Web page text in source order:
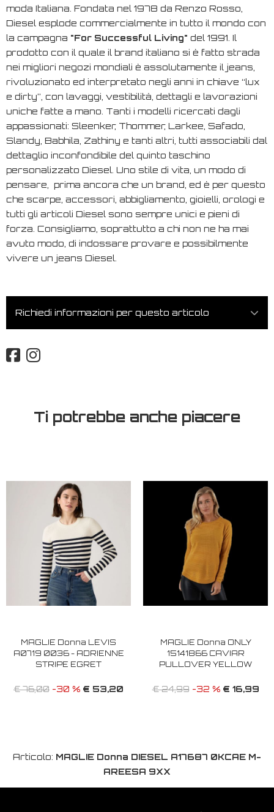
moda Italiana. Fondata nel 1978 da Renzo Rosso,
Diesel esplode commercialmente in tutto il mondo con
la campagna "For Successful Living" del 1991. Il
prodotto con il quale il brand italiano si è fatto strada
nei migliori negozi mondiali è assolutamente il jeans,
rivoluzionato ed interpretato negli anni in chiave “lux
e dirty”, con lavaggi, vestibilità, dettagli e lavorazioni
uniche fatte a mano. Tanti i modelli ricercati dagli
appassionati: Sleenker, Thommer, Larkee, Safado,
Slandy, Babhila, Zathiny e tanti altri, tutti associabili dal
dettaglio inconfondibile del quinto taschino
personalizzato Diesel. Uno stile di vita, un modo di
pensare, prima ancora che un brand, ed è per questo
che scarpe, accessori, abbigliamento, gioielli, orologi e
tutti gli articoli Diesel sono sempre unici e pieni di
forza. Consigliamo, soprattutto a chi non ne ha mai
avuto modo, di indossare provare e possibilmente
vivere un jeans Diesel.
Richiedi informazioni per questo articolo
Ti potrebbe anche piacere
MAGLIE Donna LEVIS
A0719 0036 - ADRIENNE
STRIPE EGRET
€ 76,00 -30 % € 53,20
MAGLIE Donna ONLY
15141866 CAVIAR
PULLOVER YELLOW
€ 24,99-32 % € 16,99
Articolo: MAGLIE Donna DIESEL A17687 0KCAE M-
AREESA 9XX